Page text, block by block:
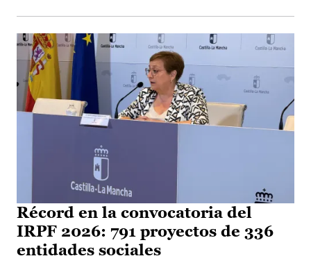
Récord en la convocatoria del
IRPF 2026: 791 proyectos de 336
entidades sociales